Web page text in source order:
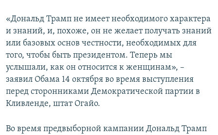
«Дональд Трамп не имеет необходимого характера
и знаний, и, похоже, он не желает получать знаний
или базовых основ честности, необходимых для
того, чтобы быть президентом. Теперь мы
услышали, как он относится к женщинам», –
заявил Обама 14 октября во время выступления
перед сторонниками Демократической партии в
Кливленде, штат Огайо.
Во время предвыборной кампании Дональд Трамп